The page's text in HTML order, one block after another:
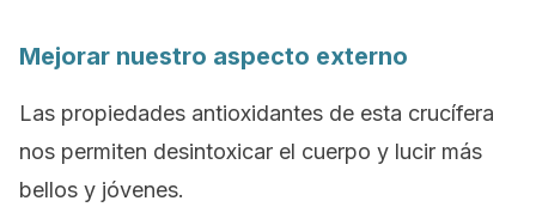
Mejorar nuestro aspecto externo
Las propiedades antioxidantes de esta crucífera
nos permiten desintoxicar el cuerpo y lucir más
bellos y jóvenes.